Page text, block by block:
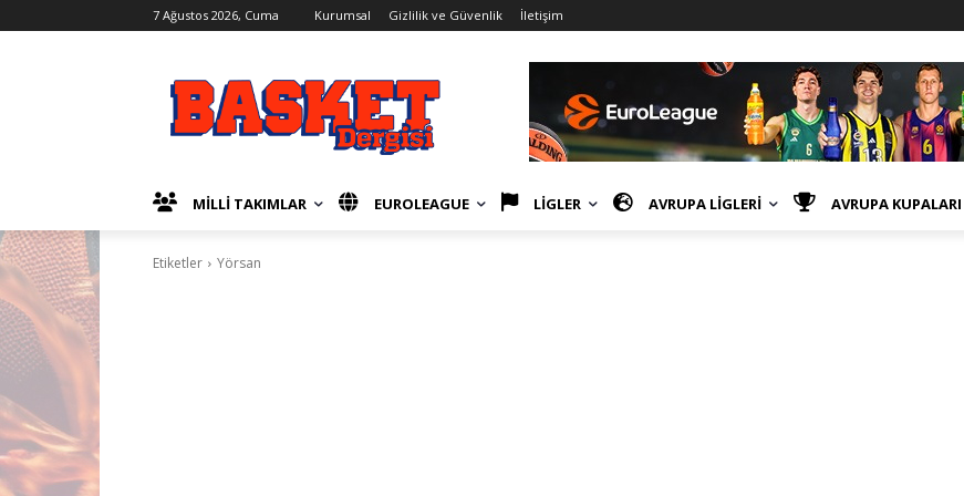
7 Ağustos 2026, Cuma Kurumsal Gizlilik ve Güvenlik İletişim
MİLLİ TAKIMLAR EUROLEAGUE LİGLER AVRUPA LİGLERİ AVRUPA KUPALARI
Etiketler Yörsan